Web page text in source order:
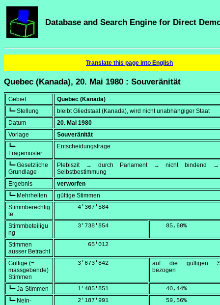
Database and Search Engine for Direct
Translate this page into English
Quebec (Kanada), 20. Mai 1980 : Souveränität
Gebiet
Quebec (Kanada)
┗━ Stellung
bleibt Gliedstaat (Kanada), wird nicht unabhängiger Staat
Datum
20. Mai 1980
Vorlage
Souveränität
┗━
Fragemuster
Entscheidungsfrage
┗━ Gesetzliche
Grundlage
Plebiszit → durch Parlament → nicht bindend →
Selbstbestimmung
Ergebnis
verworfen
┗━ Mehrheiten
gültige Stimmen
Stimmberechtig
te
      4'367'584
Stimmbeteiligu
ng
      3'738'854
    85,60
%
Stimmen
ausser Betracht
         65'012
Gültige (=
massgebende)
Stimmen
      3'673'842
auf die gültigen
bezogen
┗━ Ja-Stimmen
      1'485'851
    40,44
%
┗━ Nein-
      2'187'991
    59,56
%